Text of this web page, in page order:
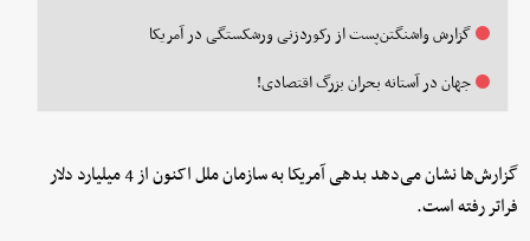
گزارش واشنگتن‌پست از رکوردزنی ورشکستگی در آمریکا
جهان در آستانه بحران بزرگ اقتصادی!
گزارش‌ها نشان می‌دهد بدهی آمریکا به سازمان ملل اکنون از 4 میلیارد دلار
فراتر رفته است.